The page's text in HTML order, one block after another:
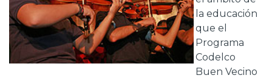
la educación
que el
Programa
Codelco
Buen Vecino